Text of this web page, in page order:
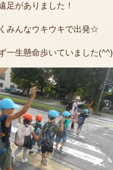
足がありました！
みんなウキウキで出発☆
一生懸命歩いていました(^^)